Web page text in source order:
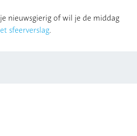
nieuwsgierig of wil je de middag
sfeerverslag.